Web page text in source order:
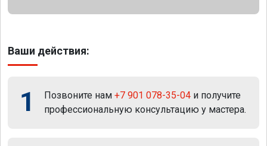
Ваши действия:
1 Позвоните нам +7 901 078-35-04 и получите
профессиональную консультацию у мастера.